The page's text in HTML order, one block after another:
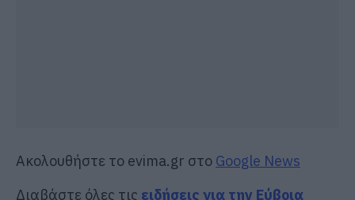
Ακολουθήστε το evima.gr στο Google News
Διαβάστε όλες τις ειδήσεις για την Εύβοια